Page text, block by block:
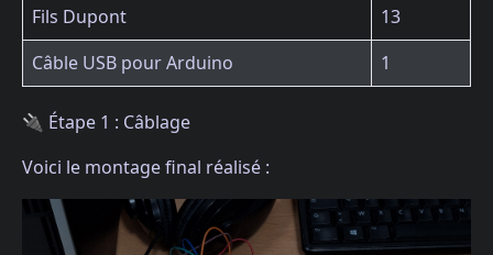
Fils Dupont
13
Câble USB pour Arduino
1
🔌 Étape 1 : Câblage
Voici le montage final réalisé :